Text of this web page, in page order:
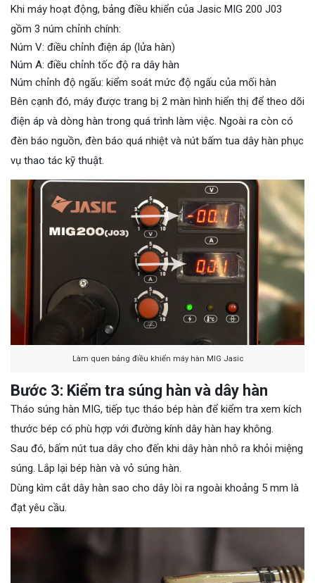
Khi máy hoạt động, bảng điều khiển của Jasic MIG 200 J03
gồm 3 núm chỉnh chính:
Núm V: điều chỉnh điện áp (lửa hàn)
Núm A: điều chỉnh tốc độ ra dây hàn
Núm chỉnh độ ngấu: kiểm soát mức độ ngấu của mối hàn
Bên cạnh đó, máy được trang bị 2 màn hình hiển thị để theo dõi
điện áp và dòng hàn trong quá trình làm việc. Ngoài ra còn có
đèn báo nguồn, đèn báo quá nhiệt và nút bấm tua dây hàn phục
vụ thao tác kỹ thuật.
Làm quen bảng điều khiển máy hàn MIG Jasic
Bước 3: Kiểm tra súng hàn và dây hàn
Tháo súng hàn MIG, tiếp tục tháo bép hàn để kiểm tra xem kích
thước bép có phù hợp với đường kính dây hàn hay không.
Sau đó, bấm nút tua dây cho đến khi dây hàn nhô ra khỏi miệng
súng. Lắp lại bép hàn và vỏ súng hàn.
Dùng kìm cắt dây hàn sao cho dây lòi ra ngoài khoảng 5 mm là
đạt yêu cầu.